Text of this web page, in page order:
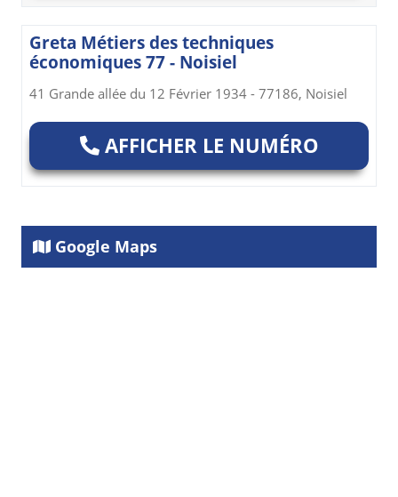
Greta Métiers des techniques
économiques 77 - Noisiel
41 Grande allée du 12 Février 1934 - 77186, Noisiel
AFFICHER LE NUMÉRO
Google Maps